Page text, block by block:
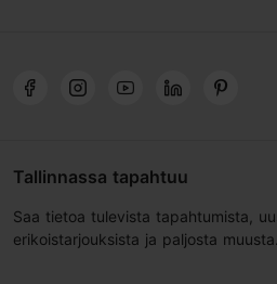
Tallinnassa tapahtuu
Saa tietoa tulevista tapahtumista,
erikoistarjouksista ja paljosta muusta.